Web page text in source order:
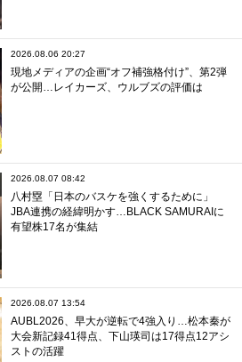
2026.08.06 20:27
現地メディアの企画“オフ補強格付け”、第2弾
が公開…レイカーズ、ウルブズの評価は
2026.08.07 08:42
八村塁「日本のバスケを強くするために」
JBA連携の経緯明かす…BLACK SAMURAIに
有望株17名が集結
2026.08.07 13:54
AUBL2026、早大が逆転で4強入り…松本秦が
大会新記録41得点、下山瑛司は17得点12アシ
ストの活躍